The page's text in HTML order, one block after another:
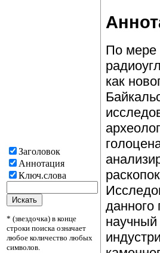
Заголовок
Аннотация
Ключ.слова
* (звездочка) в конце
строки поиска означает
любое количество любых
символов.
По мере
как
данного